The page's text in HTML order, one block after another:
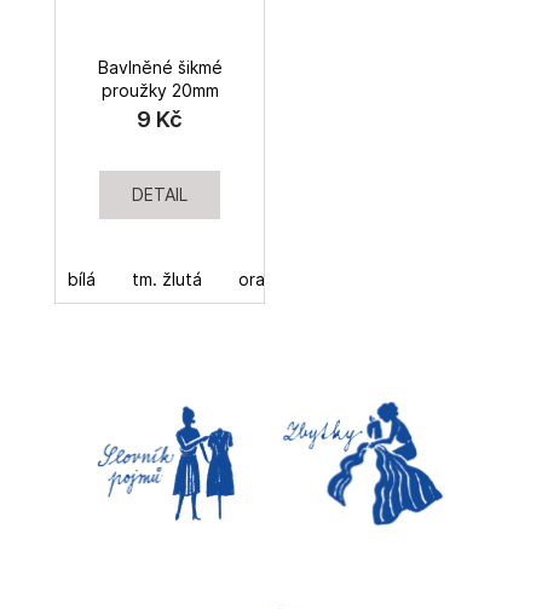
Bavlněné šikmé
proužky 20mm
9 Kč
DETAIL
bílá tm. žlutá oranžová